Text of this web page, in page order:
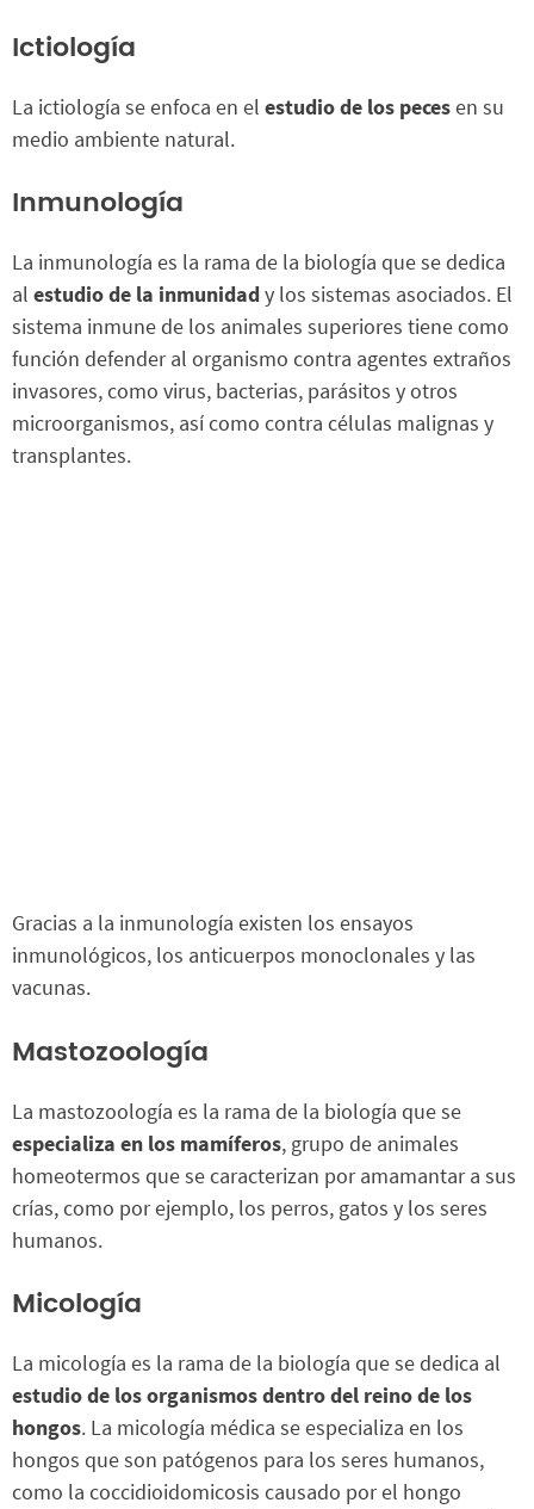
Ictiología
La ictiología se enfoca en el estudio de los pecesen su
medio ambiente natural.
Inmunología
La inmunología es la rama de la biología que se dedica
al estudio de la inmunidady los sistemas asociados. El
sistema inmune de los animales superiores tiene como
función defender al organismo contra agentes extraños
invasores, como virus, bacterias, parásitos y otros
microorganismos, así como contra células malignas y
transplantes.
Gracias a la inmunología existen los ensayos
inmunológicos, los anticuerpos monoclonales y las
vacunas.
Mastozoología
La mastozoología es la rama de la biología que se
especializa en los mamíferos, grupo de animales
homeotermos que se caracterizan por amamantar a sus
crías, como por ejemplo, los perros, gatos y los seres
humanos.
Micología
La micología es la rama de la biología que se dedica al
estudio de los organismos dentro del reino de los
hongos. La micología médica se especializa en los
hongos que son patógenos para los seres humanos,
como la coccidioidomicosis causado por el hongo